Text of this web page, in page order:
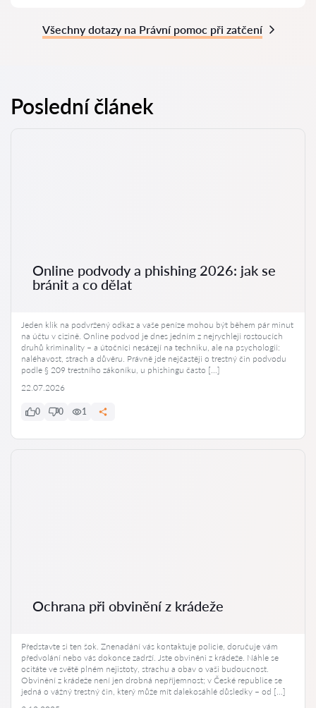
Všechny dotazy na Právní pomoc při zatčení
Poslední článek
Online podvody a phishing 2026: jak se
bránit a co dělat
Jeden klik na podvržený odkaz a vaše peníze mohou být během pár minut
na účtu v cizině. Online podvod je dnes jedním z nejrychleji rostoucích
druhů kriminality – a útočníci nesázejí na techniku, ale na psychologii:
naléhavost, strach a důvěru. Právně jde nejčastěji o trestný čin podvodu
podle § 209 trestního zákoníku, u phishingu často […]
22.07.2026
0 0 1
Ochrana při obvinění z krádeže
Představte si ten šok. Znenadání vás kontaktuje policie, doručuje vám
předvolání nebo vás dokonce zadrží. Jste obviněni z krádeže. Náhle se
ocitáte ve světě plném nejistoty, strachu a obav o vaši budoucnost.
Obvinění z krádeže není jen drobná nepříjemnost; v České republice se
jedná o vážný trestný čin, který může mít dalekosáhlé důsledky – od […]